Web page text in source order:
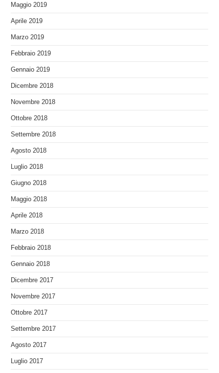
Maggio 2019
Aprile 2019
Marzo 2019
Febbraio 2019
Gennaio 2019
Dicembre 2018
Novembre 2018
Ottobre 2018
Settembre 2018
Agosto 2018
Luglio 2018
Giugno 2018
Maggio 2018
Aprile 2018
Marzo 2018
Febbraio 2018
Gennaio 2018
Dicembre 2017
Novembre 2017
Ottobre 2017
Settembre 2017
Agosto 2017
Luglio 2017